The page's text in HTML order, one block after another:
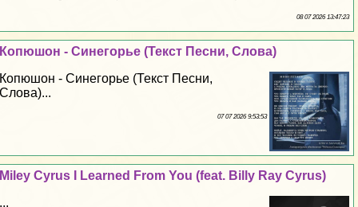
08 07 2026 13:47:23
Копюшон - Синегорье (Текст Песни, Слова)
Копюшон - Синегорье (Текст Песни,
Слова)...
07 07 2026 9:53:53
Miley Cyrus I Learned From You (feat. Billy Ray Cyrus)
...